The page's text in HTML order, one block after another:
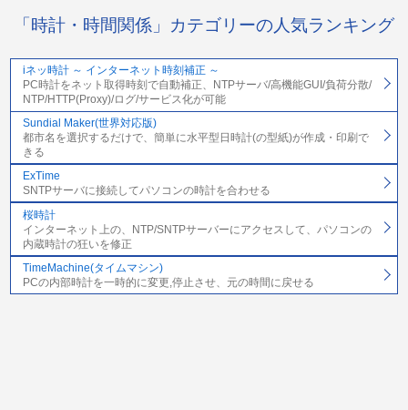
「時計・時間関係」カテゴリーの人気ランキング
iネッ時計 ～ インターネット時刻補正 ～
PC時計をネット取得時刻で自動補正、NTPサーバ/高機能GUI/負荷分散/
NTP/HTTP(Proxy)/ログ/サービス化が可能
Sundial Maker(世界対応版)
都市名を選択するだけで、簡単に水平型日時計(の型紙)が作成・印刷で
きる
ExTime
SNTPサーバに接続してパソコンの時計を合わせる
桜時計
インターネット上の、NTP/SNTPサーバーにアクセスして、パソコンの
内蔵時計の狂いを修正
TimeMachine(タイムマシン)
PCの内部時計を一時的に変更,停止させ、元の時間に戻せる